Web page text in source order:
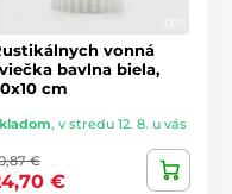
vonná
bavlna biela,
cm
, v stredu 12. 8. u vás
€
€